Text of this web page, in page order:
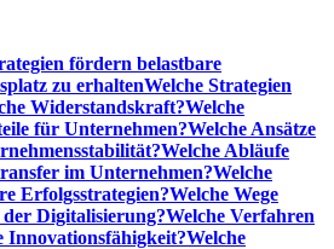
fördern belastbare
zu erhaltenWelche Strategien
Widerstandskraft?Welche
für Unternehmen?Welche Ansätze
Welche Abläufe
im Unternehmen?Welche
Erfolgsstrategien?Welche Wege
Digitalisierung?Welche Verfahren
Innovationsfähigkeit?Welche